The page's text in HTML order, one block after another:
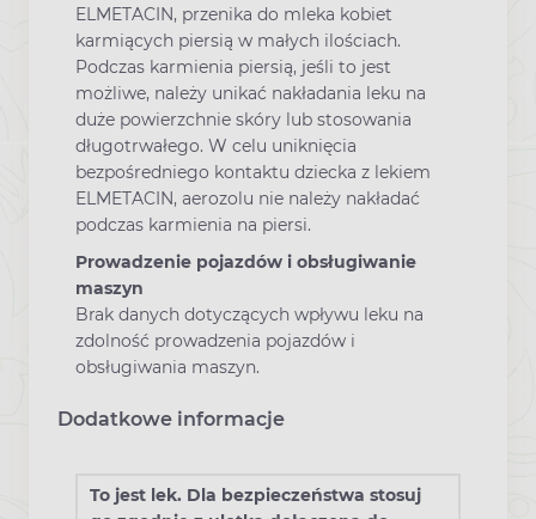
ELMETACIN, przenika do mleka kobiet
karmiących piersią w małych ilościach.
Podczas karmienia piersią, jeśli to jest
możliwe, należy unikać nakładania leku na
duże powierzchnie skóry lub stosowania
długotrwałego. W celu uniknięcia
bezpośredniego kontaktu dziecka z lekiem
ELMETACIN, aerozolu nie należy nakładać
podczas karmienia na piersi.
Prowadzenie pojazdów i obsługiwanie
maszyn
Brak danych dotyczących wpływu leku na
zdolność prowadzenia pojazdów i
obsługiwania maszyn.
Dodatkowe informacje
To jest lek. Dla bezpieczeństwa stosuj